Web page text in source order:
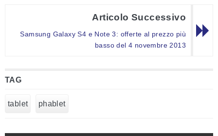
Articolo Successivo
Samsung Galaxy S4 e Note 3: offerte al prezzo più
basso del 4 novembre 2013
TAG
tablet phablet